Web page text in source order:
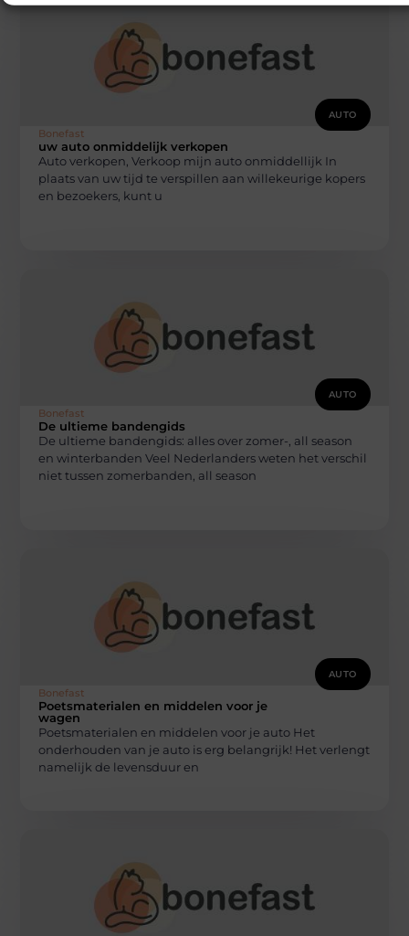
AUTO
Bonefast
uw auto onmiddelijk verkopen
Auto verkopen, Verkoop mijn auto onmiddellijk In
plaats van uw tijd te verspillen aan willekeurige kopers
en bezoekers, kunt u
AUTO
Bonefast
De ultieme bandengids
De ultieme bandengids: alles over zomer-, all season
en winterbanden Veel Nederlanders weten het verschil
niet tussen zomerbanden, all season
AUTO
Bonefast
Poetsmaterialen en middelen voor je
wagen
Poetsmaterialen en middelen voor je auto Het
onderhouden van je auto is erg belangrijk! Het verlengt
namelijk de levensduur en